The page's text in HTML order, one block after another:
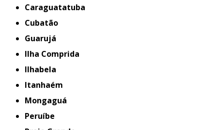
Caraguatatuba
Cubatão
Guarujá
Ilha Comprida
Ilhabela
Itanhaém
Mongaguá
Peruíbe